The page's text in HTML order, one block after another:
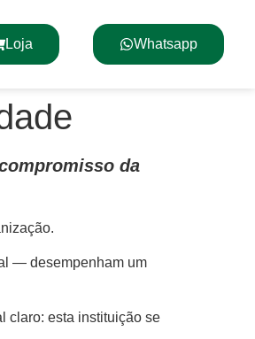
Loja Whatsapp
da
— desempenham um
claro: esta instituição se